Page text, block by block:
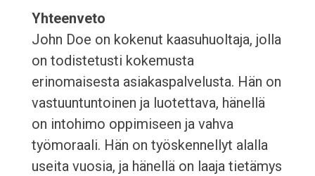
Yhteenveto
John Doe on kokenut kaasuhuoltaja, jolla
on todistetusti kokemusta
erinomaisesta asiakaspalvelusta. Hän on
vastuuntuntoinen ja luotettava, hänellä
on intohimo oppimiseen ja vahva
työmoraali. Hän on työskennellyt alalla
useita vuosia, ja hänellä on laaja tietämys